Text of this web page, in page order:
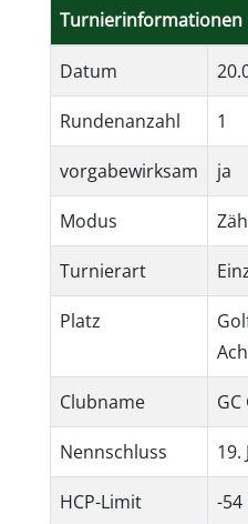
Turnierinformationen
Datum
Rundenanzahl 1
vorgabewirksam ja
Modus
Turnierart
Platz
Clubname
Nennschluss 19.
HCP-Limit -54